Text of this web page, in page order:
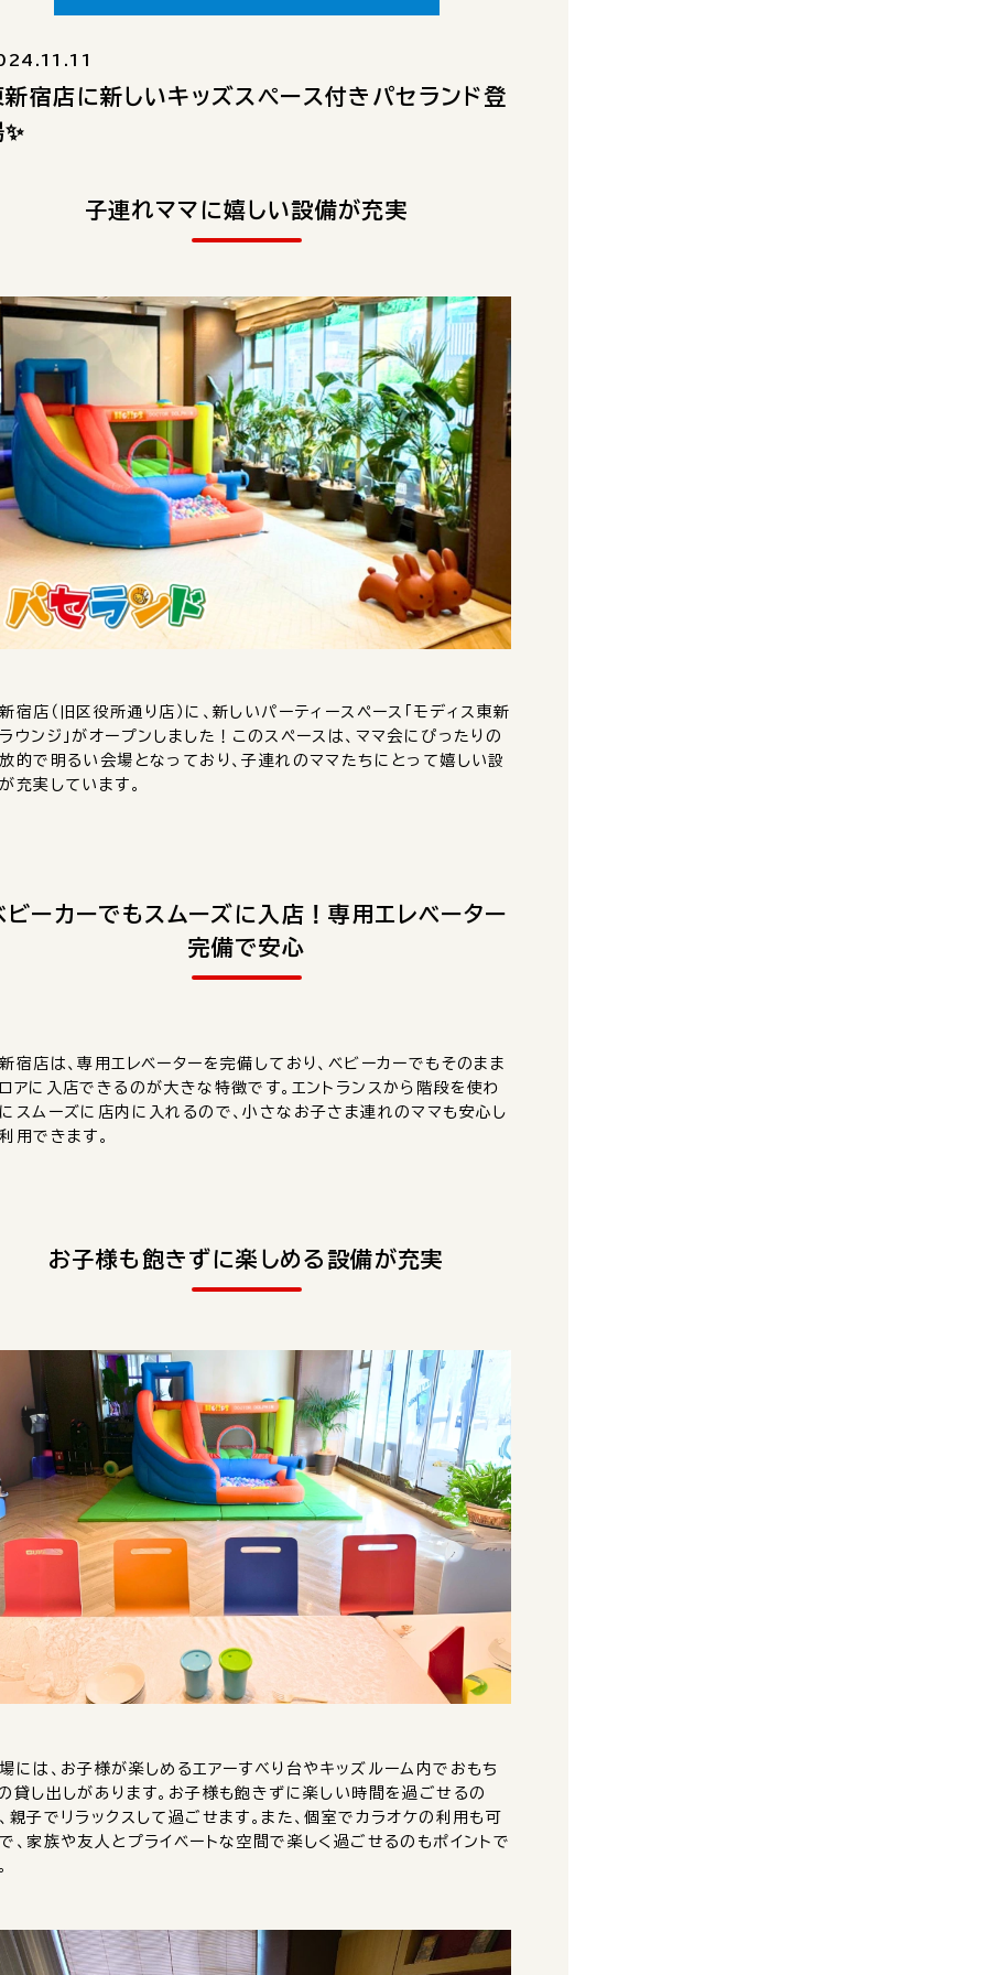
新宿店に新しいキッズスペース付きパセランド登
子連れママに嬉しい設備が充実
宿店（旧区役所通り店）に、新しいパーティースペース「モディス東新
ウンジ」がオープンしました！このスペースは、ママ会にぴったりの
的で明るい会場となっており、子連れのママたちにとって嬉しい設
充実しています。
ビーカーでもスムーズに入店！専用エレベーター
完備で安心
宿店は、専用エレベーターを完備しており、ベビーカーでもそのまま
アに入店できるのが大きな特徴です。エントランスから階段を使わ
スムーズに店内に入れるので、小さなお子さま連れのママも安心し
用できます。
お子様も飽きずに楽しめる設備が充実
には、お子様が楽しめるエアーすべり台やキッズルーム内でおもち
貸し出しがあります。お子様も飽きずに楽しい時間を過ごせるの
親子でリラックスして過ごせます。また、個室でカラオケの利用も可
、家族や友人とプライベートな空間で楽しく過ごせるのもポイントで